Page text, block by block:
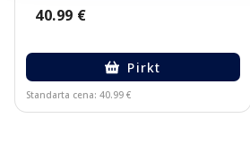
40.99 €
Pirkt
Standarta cena: 40.99 €